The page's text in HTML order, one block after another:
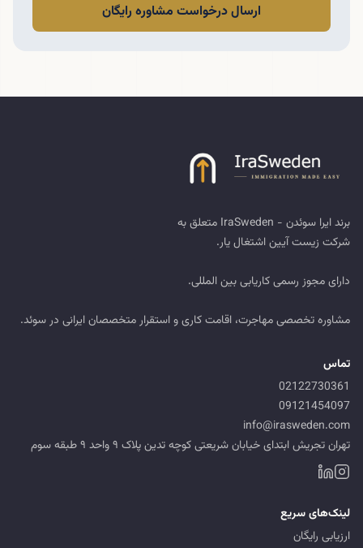
ارسال درخواست مشاوره رایگان
مشاوره تخصصی مهاجرت، اقامت کاری و استقرار متخصصان ایرانی در سوئد.
تماس
02122730361
09121454097
info@irasweden.com
تهران تجریش ابتدای خیابان شریعتی کوچه تدین پلاک ۹ واحد ۹ طبقه سوم
لینک‌های سریع
ارزیابی رایگان